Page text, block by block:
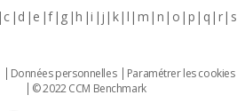
c d e f g h i j k l m n o p q r s
Données personnelles Paramétrer les cookies
© 2022 CCM Benchmark